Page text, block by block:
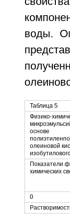
воды.
Таблица 5
Физико-
основе
олеиновой
Показатели
химических
0